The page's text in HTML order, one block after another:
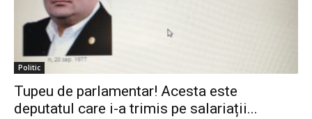
Politic
Tupeu de parlamentar! Acesta este
deputatul care i-a trimis pe salariații...